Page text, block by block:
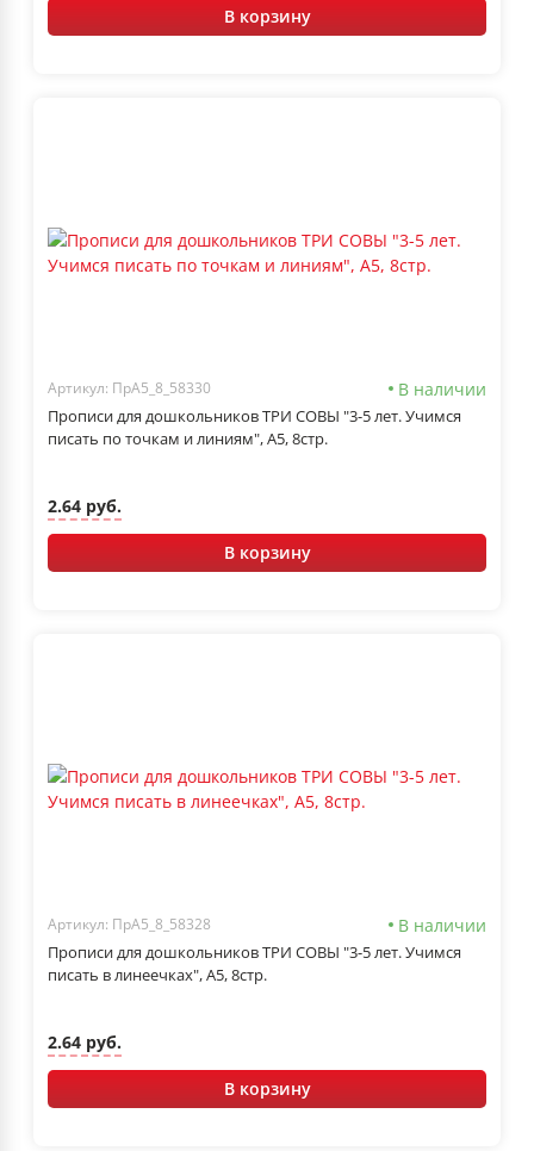
В корзину
Артикул: ПрА5_8_58330 В наличии
Прописи для дошкольников ТРИ СОВЫ "3-5 лет. Учимся
писать по точкам и линиям", А5, 8стр.
2.64 руб.
В корзину
Артикул: ПрА5_8_58328 В наличии
Прописи для дошкольников ТРИ СОВЫ "3-5 лет. Учимся
писать в линеечках", А5, 8стр.
2.64 руб.
В корзину